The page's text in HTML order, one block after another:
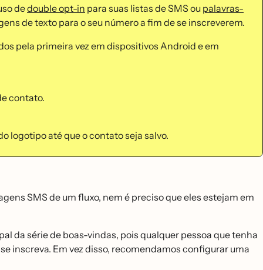
dedouble opt-in para suas listas de SMS ou palavras-
de texto para o seu número a fim de se inscreverem.
pela primeira vez em dispositivos Android e em
contato.
logotipo até que o contato seja salvo.
SMS de um fluxo, nem é preciso que eles estejam em
da série de boas-vindas, pois qualquer pessoa que tenha
inscreva. Em vez disso, recomendamos configurar uma